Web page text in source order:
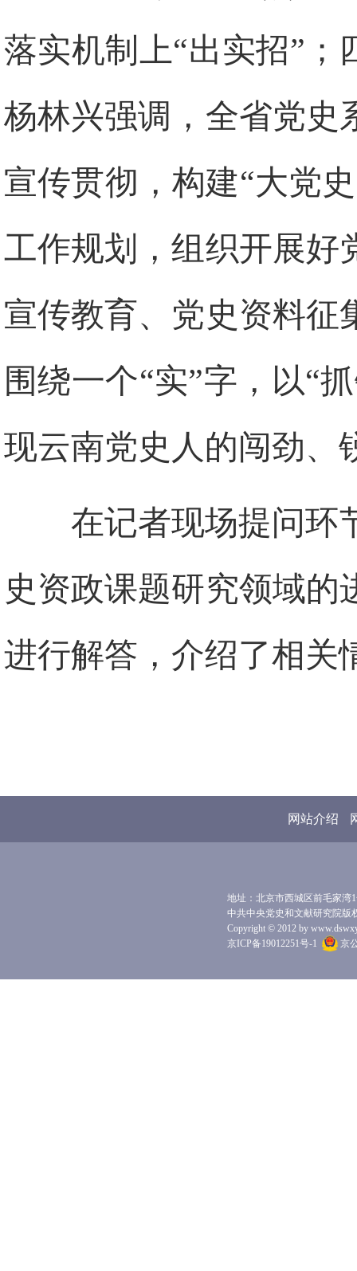
落实机制上“出实招”；
杨林兴强调，全省党史
宣传贯彻，构建“大党
工作规划，组织开展好
宣传教育、党史资料征
围绕一个“实”字，以“
现云南党史人的闯劲、
在记者现场提问环
史资政课题研究领域的
进行解答，介绍了相关
网站介绍
地址：北京市西城区前毛家湾
中共中央党史和文献研究院版
Copyright © 2012 by
京ICP备19012251号-1
京